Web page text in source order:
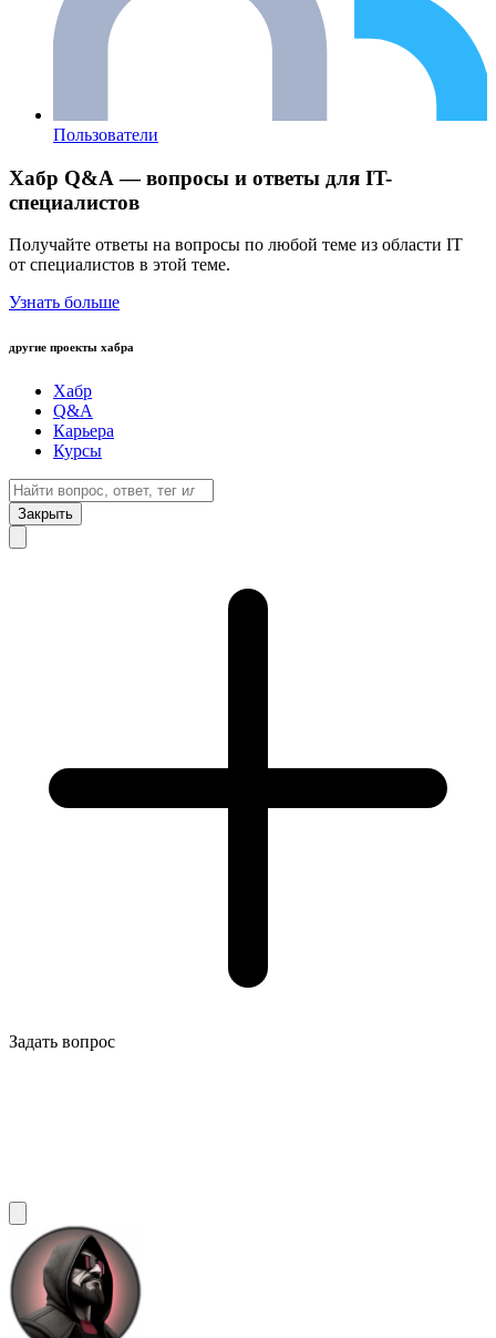
Пользователи
Хабр Q&A — вопросы и ответы для IT-
специалистов
Получайте ответы на вопросы по любой теме из области IT
от специалистов в этой теме.
Узнать больше
другие проекты хабра
Хабр
Q&A
Карьера
Курсы
Закрыть
Задать вопрос